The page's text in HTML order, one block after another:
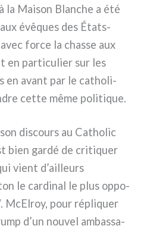
la Maison Blanche a été
aux évê­ques des États-
for­ce la chas­se aux
en par­ti­cu­lier sur les
en avant par le catho­li­
cet­te même poli­ti­que.
discours au Catholic
bien gar­dé de cri­ti­quer
vient d’ailleurs
le car­di­nal le plus oppo­
McElroy, pour répli­quer
d’un nou­vel ambas­sa­